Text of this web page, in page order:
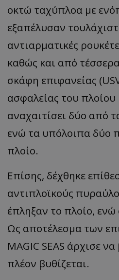
οκτώ ταχύπλοα με
εξαπέλυσαν
αντιαρματικές
καθώς και από
σκάφη επιφανείας
ασφαλείας του
αναχαιτίσει δύο από
ενώ τα υπόλοιπα δύο
πλοίο.
Επίσης, δέχθηκε
αντιπλοϊκούς
έπληξαν το πλοίο, ενώ
Ως αποτέλεσμα των
MAGIC SEAS άρχισε
πλέον βυθίζεται.